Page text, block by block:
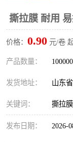
撕拉膜 耐用
价格： 0.90 元/卷
产品数量：
发货地址： 山东
关键词： 撕拉膜
发布日期： 2026-